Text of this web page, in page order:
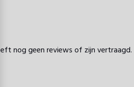
nog geen reviews of zijn vertraagd.